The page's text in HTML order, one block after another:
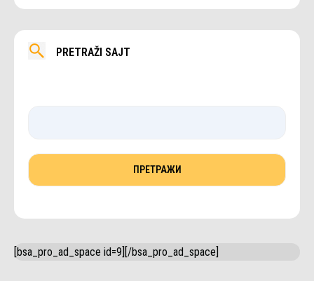
PRETRAŽI SAJT
[bsa_pro_ad_space id=9][/bsa_pro_ad_space]